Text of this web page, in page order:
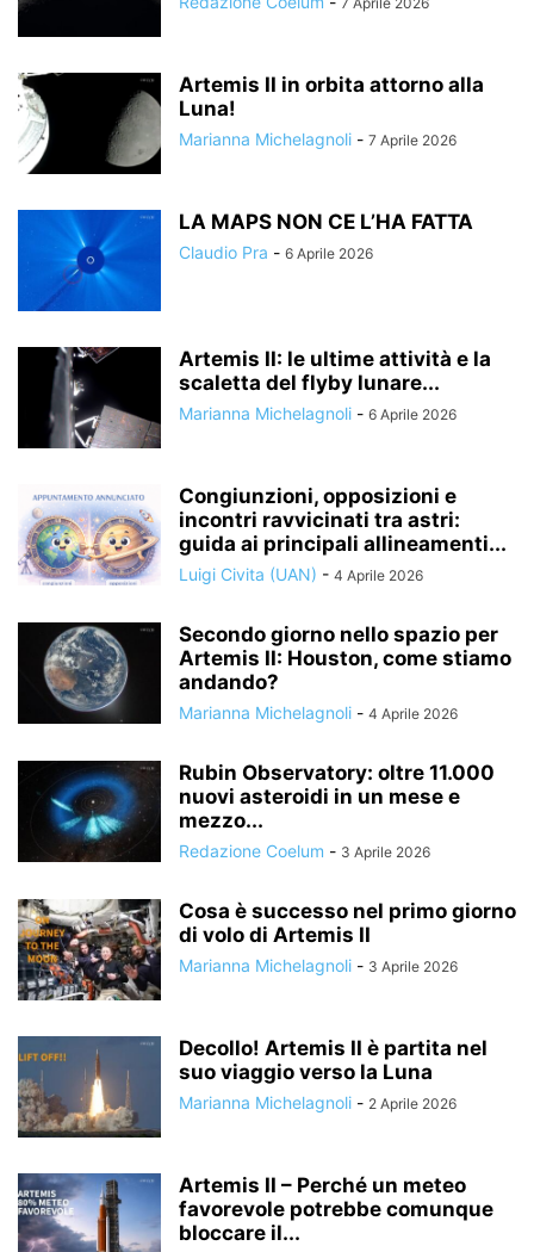
Artemis II in orbita attorno alla
Luna!
Marianna Michelagnoli - 7 Aprile 2026
LA MAPS NON CE L’HA FATTA
Claudio Pra - 6 Aprile 2026
Artemis II: le ultime attività e la
scaletta del flyby lunare...
Marianna Michelagnoli - 6 Aprile 2026
Congiunzioni, opposizioni e
incontri ravvicinati tra astri:
guida ai principali allineamenti...
Luigi Civita (UAN) - 4 Aprile 2026
Secondo giorno nello spazio per
Artemis II: Houston, come stiamo
andando?
Marianna Michelagnoli - 4 Aprile 2026
Rubin Observatory: oltre 11.000
nuovi asteroidi in un mese e
mezzo...
Redazione Coelum - 3 Aprile 2026
Cosa è successo nel primo giorno
di volo di Artemis II
Marianna Michelagnoli - 3 Aprile 2026
Decollo! Artemis II è partita nel
suo viaggio verso la Luna
Marianna Michelagnoli - 2 Aprile 2026
Artemis II – Perché un meteo
favorevole potrebbe comunque
bloccare il...